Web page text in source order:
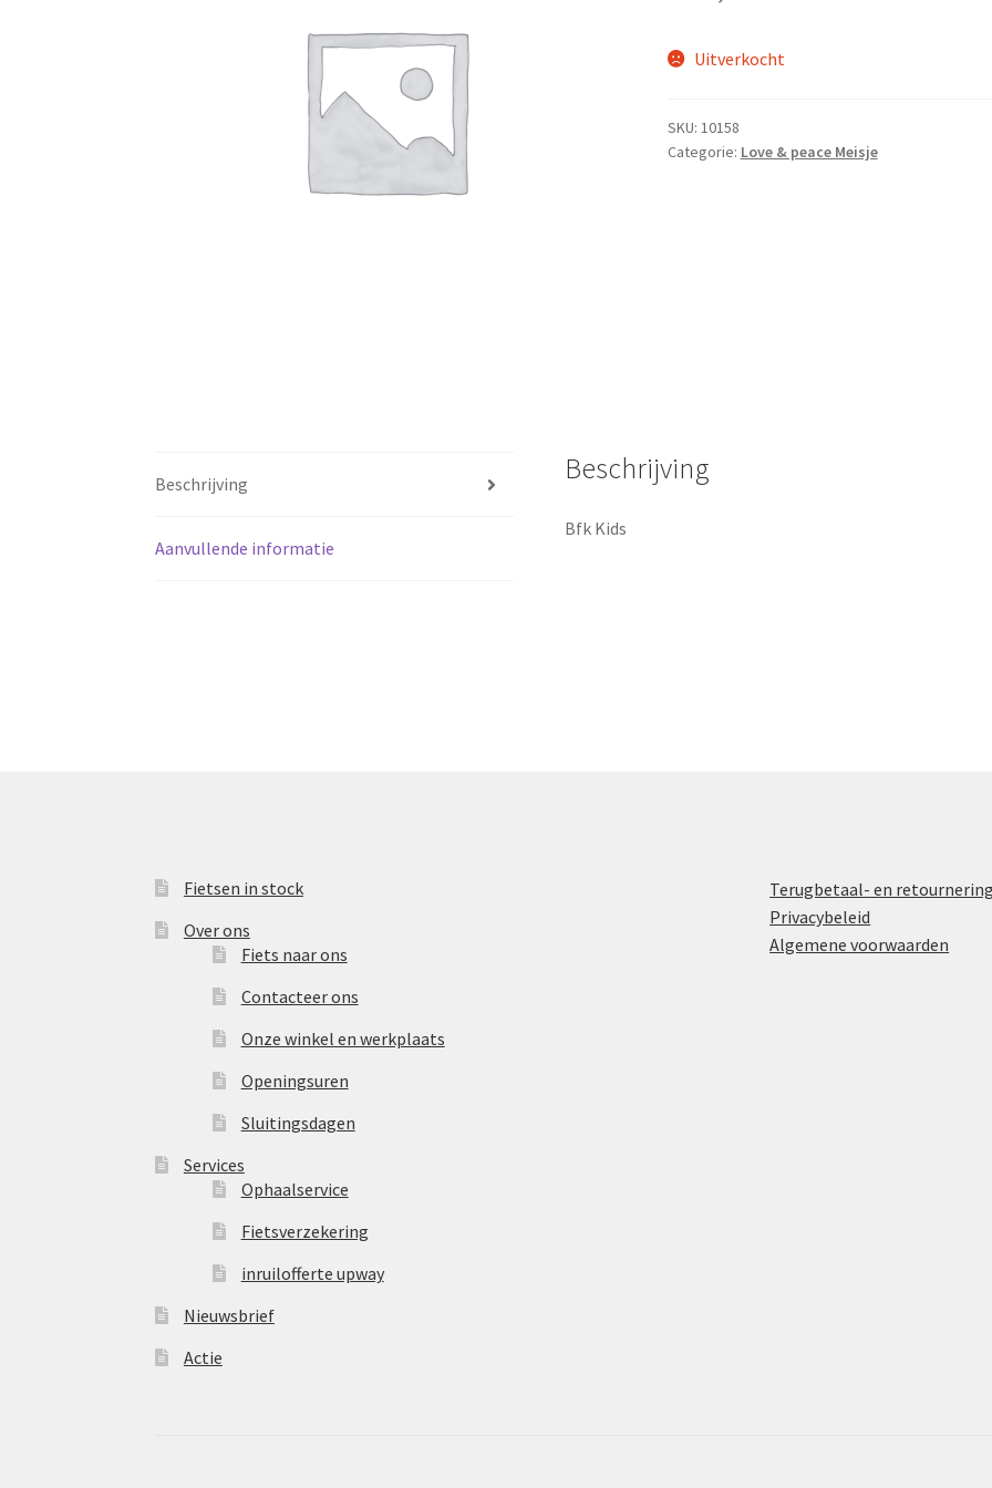
Uitverkocht
SKU: 10158
Categorie: Love & peace Meisje
Beschrijving
Aanvullende informatie
Beschrijving
Bfk Kids
Fietsen in stock
Over ons
Fiets naar ons
Contacteer ons
Onze winkel en werkplaats
Openingsuren
Sluitingsdagen
Services
Ophaalservice
Fietsverzekering
inruilofferte upway
Nieuwsbrief
Actie
Terugbetaal- en
Privacybeleid
Algemene voorwaarden